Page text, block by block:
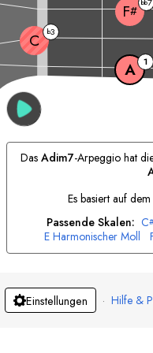
A 1
C b3
F#
Das Adim7-Arpeggio hat
Es basiert auf dem
Passende Skalen: C
E Harmonischer Moll
G# Jüdisch A#
Einstellungen · Hilfe &